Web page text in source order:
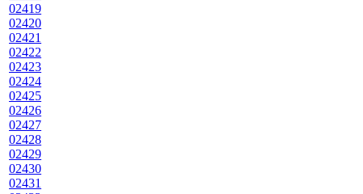
02419
02420
02421
02422
02423
02424
02425
02426
02427
02428
02429
02430
02431